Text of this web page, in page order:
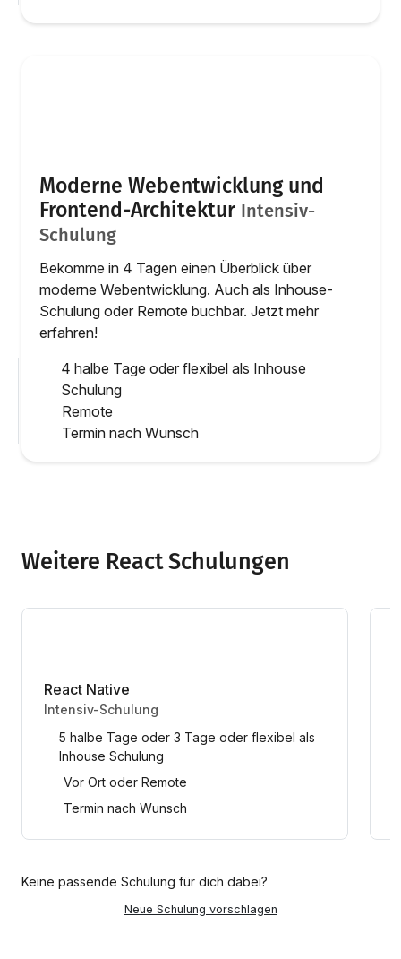
Moderne Webentwicklung und
Frontend-Architektur Intensiv-
Schulung
Bekomme in 4 Tagen einen Überblick über
moderne Webentwicklung. Auch als Inhouse-
Schulung oder Remote buchbar. Jetzt mehr
erfahren!
4 halbe Tage oder flexibel als Inhouse
Schulung
Remote
Termin nach Wunsch
Weitere React Schulungen
React Native
Intensiv-Schulung
5 halbe Tage oder 3 Tage oder flexibel als
Inhouse Schulung
Vor Ort oder Remote
Termin nach Wunsch
Keine passende Schulung für dich dabei?
Neue Schulung vorschlagen